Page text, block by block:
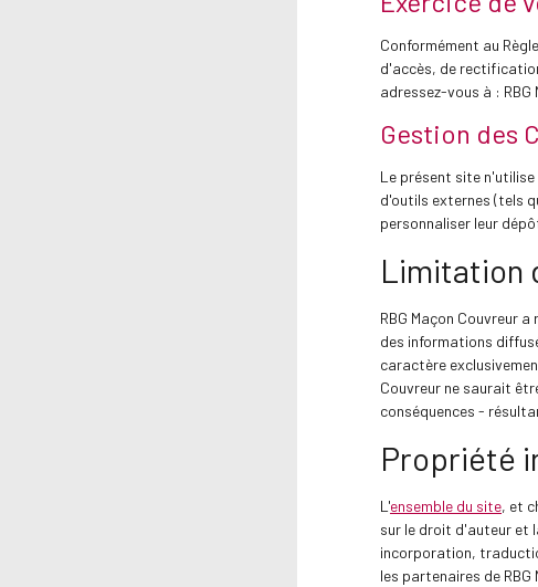
Conformément au
d'accès, de
adressez-vous à : RBG
Gestion des
Le présent site
d'outils externes (tels
personnaliser leur
Limitation
RBG Maçon Couvreur
des informations
caractère
Couvreur ne saurait
conséquences -
Propriété
L'ensemble du site, et
sur le droit d'auteur et
incorporation,
les partenaires de